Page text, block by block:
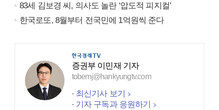
83세 김보경 씨, 의사도 놀란 ‘압도적 피지컬’
한국로또, 8월부터 전국민에 1억원씩 준다
증권부 이민재 기자
tobemj@hankyungtv.com
최신기사 보기
기자 구독과 응원하기